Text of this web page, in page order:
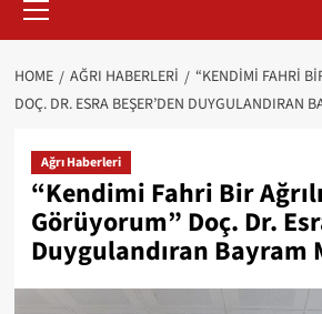
Menu
HOME AĞRI HABERLERI
“KENDIMI FAHRI
DOÇ. DR. ESRA BEŞER’DEN DUYGULANDIRAN
Ağrı Haberleri
“Kendimi Fahri Bir Ağrılı
Görüyorum” Doç. Dr.
Duygulandıran Bayram